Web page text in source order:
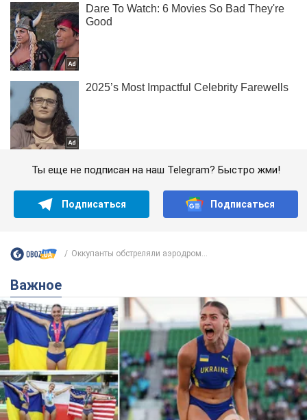
Ты еще не подписан на наш Telegram? Быстро жми!
Подписаться Подписаться
Оккупанты обстреляли аэродром...
Важное